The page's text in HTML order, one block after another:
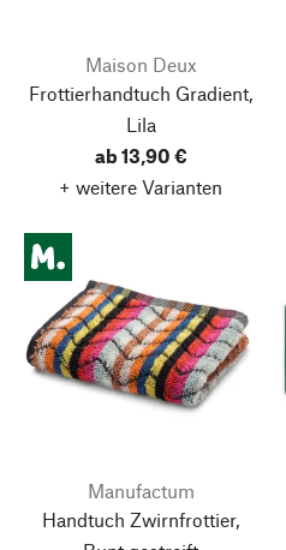
Maison Deux
Frottierhandtuch Gradient,
Lila
ab 13,90 €
+ weitere Varianten
Manufactum
Handtuch Zwirnfrottier,